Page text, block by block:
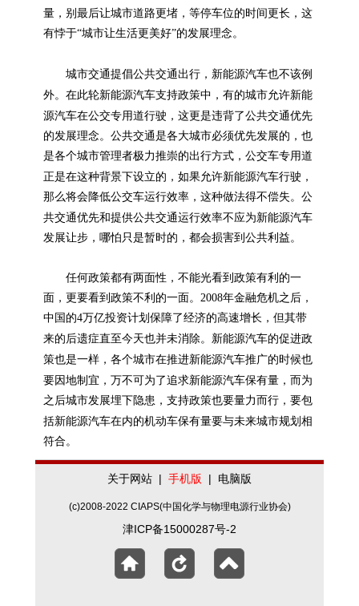
量，别最后让城市道路更堵，等停车位的时间更长，这
有悖于“城市让生活更美好”的发展理念。
城市交通提倡公共交通出行， 新能源汽车也不该例
外。在此轮新能源汽车支持政策中，有的城市允许新能
源汽车在公交专用道行驶，这更是违背了公共交通优先
的发展理念。公共交通是各大城市必须优先发展的，也
是各个城市管理者极力推崇的出行方式，公交车专用道
正是在这种背景下设立的，如果允许新能源汽车行驶，
那么将会降低公交车运行效率，这种做法得不偿失。公
共交通优先和提供公共交通运行效率不应为新能源汽车
发展让步，哪怕只是暂时的，都会损害到公共利益。
任何政策都有两面性，不能光看到政策有利的一
面，更要看到政策不利的一面。2008年金融危机之后，
中国的4万亿投资计划保障了经济的高速增长，但其带
来的后遗症直至今天也并未消除。 新能源汽车的促进政
策也是一样，各个城市在推进新能源汽车推广的时候也
要因地制宜，万不可为了追求新能源汽车保有量，而为
之后城市发展埋下隐患，支持政策也要量力而行，要包
括新能源汽车在内的机动车保有量要与未来城市规划相
符合。
关于网站 | 手机版 | 电脑版
(c)2008-2022 CIAPS(中国化学与物理电源行业协会)
津ICP备15000287号-2